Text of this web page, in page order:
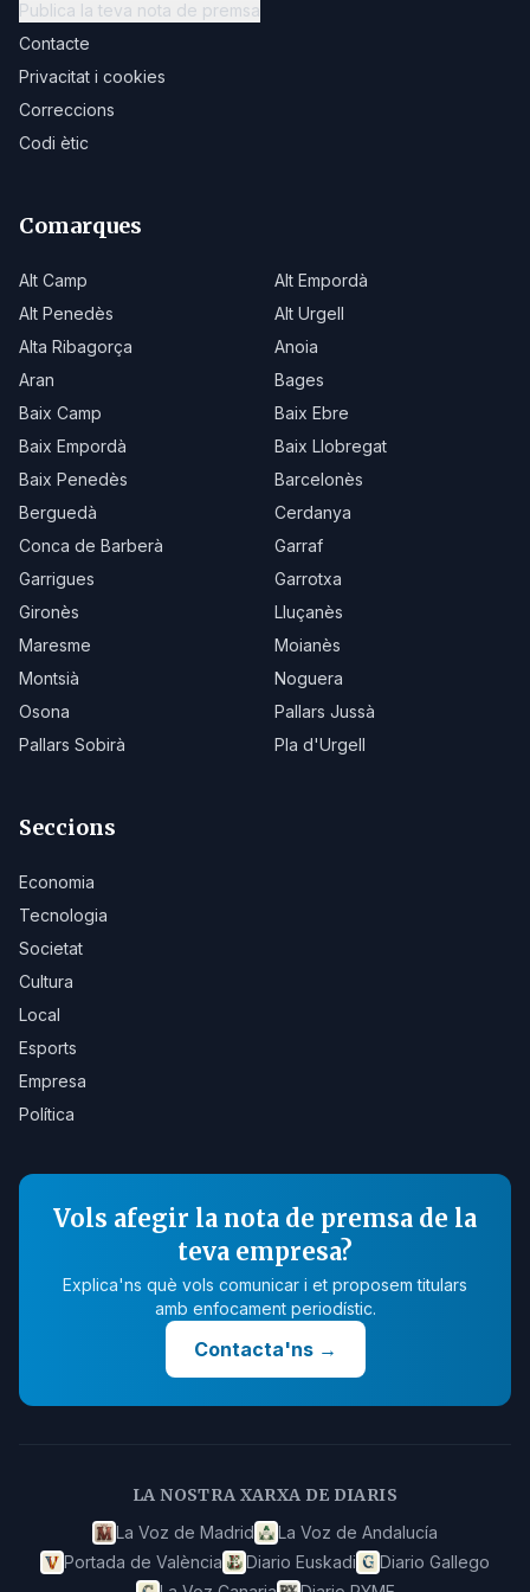
Publica la teva nota de premsa
Contacte
Privacitat i cookies
Correccions
Codi ètic
Comarques
Alt Camp
Alt Empordà
Alt Penedès
Alt Urgell
Alta Ribagorça
Anoia
Aran
Bages
Baix Camp
Baix Ebre
Baix Empordà
Baix Llobregat
Baix Penedès
Barcelonès
Berguedà
Cerdanya
Conca de Barberà
Garraf
Garrigues
Garrotxa
Gironès
Lluçanès
Maresme
Moianès
Montsià
Noguera
Osona
Pallars Jussà
Pallars Sobirà
Pla d'Urgell
Seccions
Economia
Tecnologia
Societat
Cultura
Local
Esports
Empresa
Política
Vols afegir la nota de premsa de la
teva empresa?
Explica'ns què vols comunicar i et proposem titulars
amb enfocament periodístic.
Contacta'ns→
LA NOSTRA XARXA DE DIARIS
La Voz de Madrid
La Voz de Andalucía
Portada de València
Diario Euskadi
Diario Gallego